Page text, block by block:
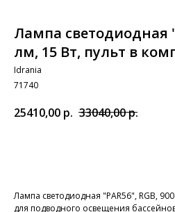
Лампа светодиодная
лм, 15 Вт, пульт в
Idrania
71740
25410,00 р. 33040,00р.
Лампа светодиодная "PAR56", RGB,
для подводного освещения